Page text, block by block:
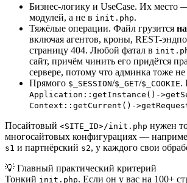
Бизнес-логику и UseCase. Их место
модулей, а не в init.php.
Тяжёлые операции. Файл грузится
включая агентов, кроны, REST-
страницу 404. Любой фатал в
сайт, причём чинить его придётся
сервере, потому что админка тоже не
Прямого $_SESSION/$_GET/$_COOKIE.
Application::getInstance()-
Context::getCurrent()-
Посайтовый <SITE_ID>/init.php нужен
многосайтовых конфигурациях —
s1 и партнёрский s2, у каждого свои
💡 Главный практический критерий
Тонкий init.php. Если он у вас на 100+